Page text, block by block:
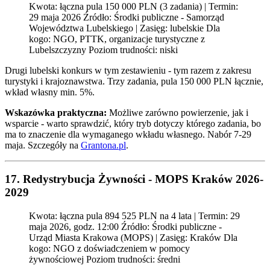
Kwota: łączna pula 150 000 PLN (3 zadania) | Termin:
29 maja 2026 Źródło: Środki publiczne - Samorząd
Województwa Lubelskiego | Zasięg: lubelskie Dla
kogo: NGO, PTTK, organizacje turystyczne z
Lubelszczyzny Poziom trudności: niski
Drugi lubelski konkurs w tym zestawieniu - tym razem z zakresu
turystyki i krajoznawstwa. Trzy zadania, pula 150 000 PLN łącznie,
wkład własny min. 5%.
Wskazówka praktyczna: Możliwe zarówno powierzenie, jak i
wsparcie - warto sprawdzić, który tryb dotyczy którego zadania, bo
ma to znaczenie dla wymaganego wkładu własnego. Nabór 7-29
maja. Szczegóły na Grantona.pl.
17. Redystrybucja Żywności - MOPS Kraków 2026-
2029
Kwota: łączna pula 894 525 PLN na 4 lata | Termin: 29
maja 2026, godz. 12:00 Źródło: Środki publiczne -
Urząd Miasta Krakowa (MOPS) | Zasięg: Kraków Dla
kogo: NGO z doświadczeniem w pomocy
żywnościowej Poziom trudności: średni